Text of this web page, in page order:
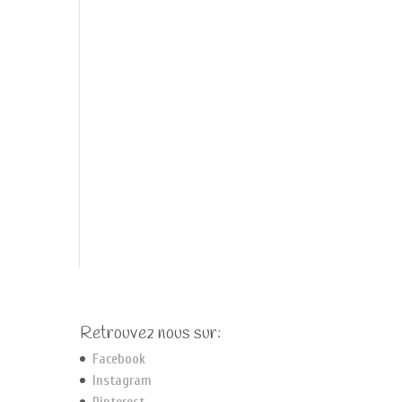
Retrouvez nous sur:
Facebook
Instagram